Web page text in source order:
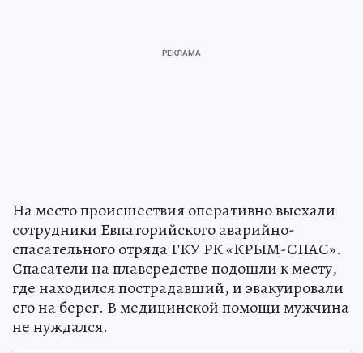
На место происшествия оперативно выехали
сотрудники Евпаторийского аварийно-
спасательного отряда ГКУ РК «КРЫМ-СПАС».
Спасатели на плавсредстве подошли к месту,
где находился пострадавший, и эвакуировали
его на берег. В медицинской помощи мужчина
не нуждался.